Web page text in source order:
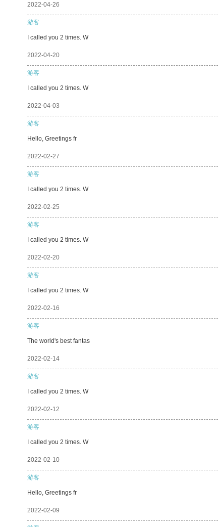
2022-04-26
游客
I called you 2 times. W
2022-04-20
游客
I called you 2 times. W
2022-04-03
游客
Hello, Greetings fr
2022-02-27
游客
I called you 2 times. W
2022-02-25
游客
I called you 2 times. W
2022-02-20
游客
I called you 2 times. W
2022-02-16
游客
The world's best fantas
2022-02-14
游客
I called you 2 times. W
2022-02-12
游客
I called you 2 times. W
2022-02-10
游客
Hello, Greetings fr
2022-02-09